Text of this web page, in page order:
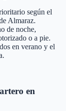
según el
Almaraz.
de noche,
o a pie.
en verano y el
en